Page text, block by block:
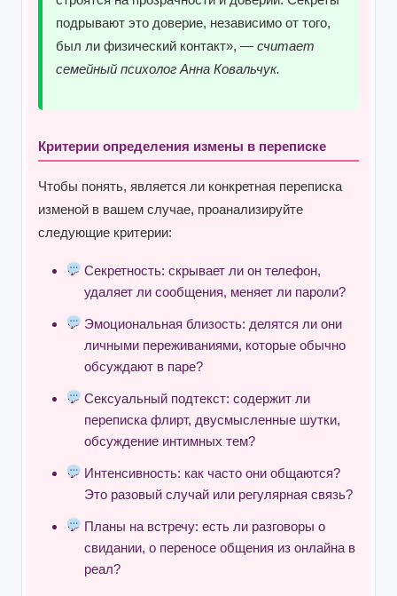
подрывают это доверие, независимо от того,
был ли физический контакт», — считает
семейный психолог Анна Ковальчук.
Критерии определения измены в переписке
Чтобы понять, является ли конкретная переписка
изменой в вашем случае, проанализируйте
следующие критерии:
Секретность: скрывает ли он телефон,
удаляет ли сообщения, меняет ли пароли?
Эмоциональная близость: делятся ли они
личными переживаниями, которые обычно
обсуждают в паре?
Сексуальный подтекст: содержит ли
переписка флирт, двусмысленные шутки,
обсуждение интимных тем?
Интенсивность: как часто они общаются?
Это разовый случай или регулярная связь?
Планы на встречу: есть ли разговоры о
свидании, о переносе общения из онлайна в
реал?